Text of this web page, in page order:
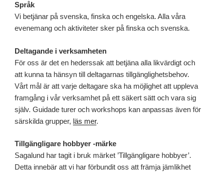
Språk
Vi betjänar på svenska, finska och engelska. Alla våra
evenemang och aktiviteter sker på finska och svenska.
Deltagande i verksamheten
För oss är det en hederssak att betjäna alla likvärdigt och
att kunna ta hänsyn till deltagarnas tillgänglighetsbehov.
Vårt mål är att varje deltagare ska ha möjlighet att uppleva
framgång i vår verksamhet på ett säkert sätt och vara sig
själv. Guidade turer och workshops kan anpassas även för
särskilda grupper, läs mer.
Tillgängligare hobbyer -märke
Sagalund har tagit i bruk märket ’Tillgängligare hobbyer’.
Detta innebär att vi har förbundit oss att främja jämlikhet